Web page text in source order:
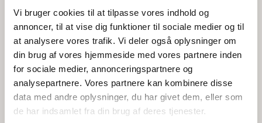
Vi bruger cookies til at tilpasse vores indhold og
annoncer, til at vise dig funktioner til sociale medier og til
at analysere vores trafik. Vi deler også oplysninger om
din brug af vores hjemmeside med vores partnere inden
for sociale medier, annonceringspartnere og
analysepartnere. Vores partnere kan kombinere disse
data med andre oplysninger, du har givet dem, eller som
de har indsamlet fra din brug af deres tjenester.
Jeg accepterer behandlingen af mine personoplysninger i
henhold tilprivatlivspolitikken